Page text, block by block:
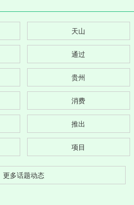
天山
通过
贵州
消费
推出
项目
更多话题动态